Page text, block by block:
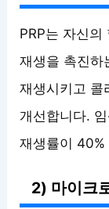
PRP는 자신의
재생을 촉진하
재생시키고 콜
개선합니다.
재생률이 40%
2) 마이크